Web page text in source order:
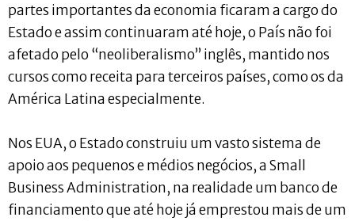
partes importantes da economia ficaram a cargo do
Estado e assim continuaram até hoje, o País não foi
afetado pelo “neoliberalismo” inglês, mantido nos
cursos como receita para terceiros países, como os da
América Latina especialmente.
Nos EUA, o Estado construiu um vasto sistema de
apoio aos pequenos e médios negócios, a Small
Business Administration, na realidade um banco de
financiamento que até hoje já emprestou mais de um